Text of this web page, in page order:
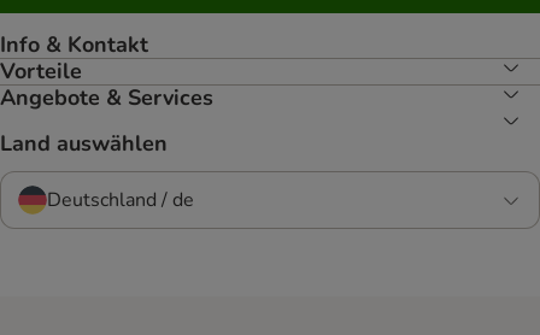
Info & Kontakt
Vorteile
Angebote & Services
Land auswählen
Deutschland / de